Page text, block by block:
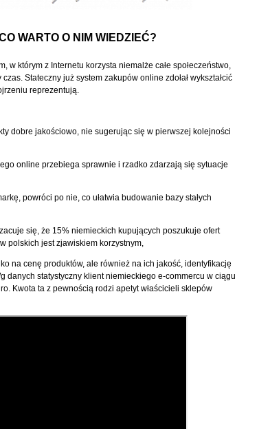
WARTO O NIM WIEDZIEĆ?
w którym z Internetu korzysta niemalże całe społeczeństwo,
Stateczny już system zakupów online zdołał wykształcić
reprezentują.
dobre jakościowo, nie sugerując się w pierwszej kolejności
online przebiega sprawnie i rzadko zdarzają się sytuacje
powróci po nie, co ułatwia budowanie bazy stałych
się, że 15% niemieckich kupujących poszukuje ofert
polskich jest zjawiskiem korzystnym,
na cenę produktów, ale również na ich jakość, identyfikację
danych statystyczny klient niemieckiego e-commercu w ciągu
Kwota ta z pewnością rodzi apetyt właścicieli sklepów